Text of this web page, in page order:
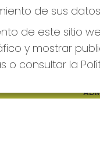
de sus
de este sitio
y mostrar
o consultar la